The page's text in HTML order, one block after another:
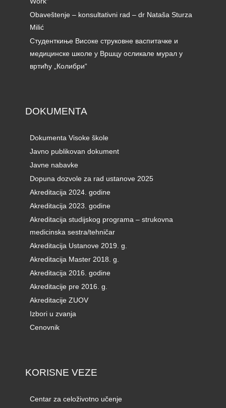
Obaveštenje – konsultativni rad – dr Nataša Sturza
Milić
Студенткиње Високе струковне васпитачке и
медицинске школе у Вршцу осликале мурал у
вртићу „Колибри“
DOKUMENTA
Dokumenta Visoke škole
Javno publikovan dokument
Javne nabavke
Dopuna dozvole za rad ustanove 2025
Akreditacija 2024. godine
Akreditacija 2023. godine
Akreditacija studijskog programa – strukovna
medicinska sestra/tehničar
Akreditacija Ustanove 2019. g.
Akreditacija Master 2018. g.
Akreditacija 2016. godine
Akreditacije pre 2016. g.
Akreditacije ZUOV
Izbori u zvanja
Cenovnik
KORISNE VEZE
Centar za celoživotno učenje